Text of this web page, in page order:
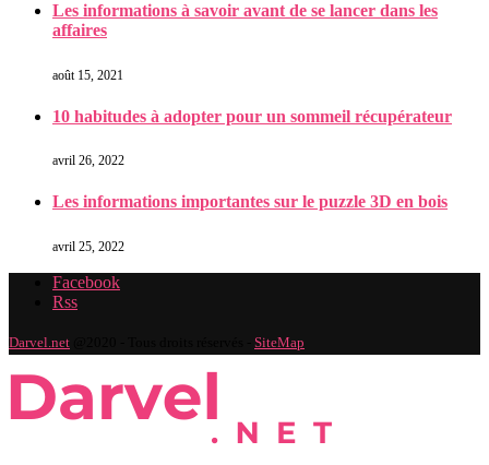
Les informations à savoir avant de se lancer dans les
affaires
août 15, 2021
10 habitudes à adopter pour un sommeil récupérateur
avril 26, 2022
Les informations importantes sur le puzzle 3D en bois
avril 25, 2022
Facebook
Rss
Darvel.net SiteMap